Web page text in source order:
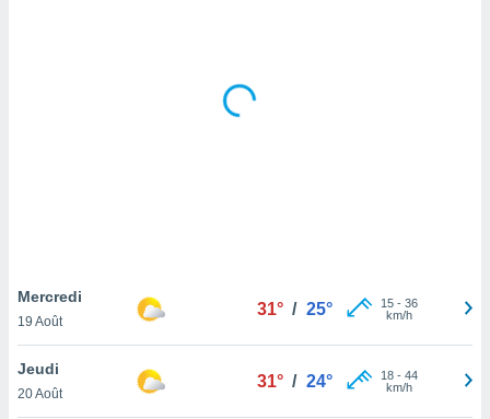
notre
que
Mercredi
19 Août
31° / 25° 15- 36
km/h
Jeudi
20 Août
31° / 24° 18- 44
km/h